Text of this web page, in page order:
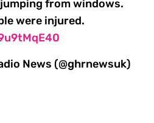
from windows.
were injured.
News (@ghrnewsuk)